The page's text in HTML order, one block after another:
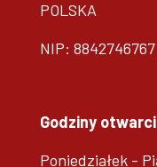
POLSKA
NIP: 8842746767
Godziny
Poniedziałek -